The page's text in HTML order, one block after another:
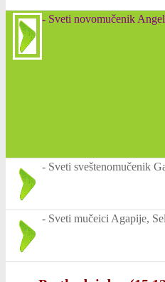
- Sveti novomučenik
- Sveti sveštenomučenik
- Sveti mučeici Agapije,